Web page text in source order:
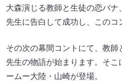
大森演じる教師と生徒の恋バナ
先生に告白して成功し、この
その次の幕間コントにて、教師
先生の物語が始まります。そこ
ームー大陸・山崎が登場。